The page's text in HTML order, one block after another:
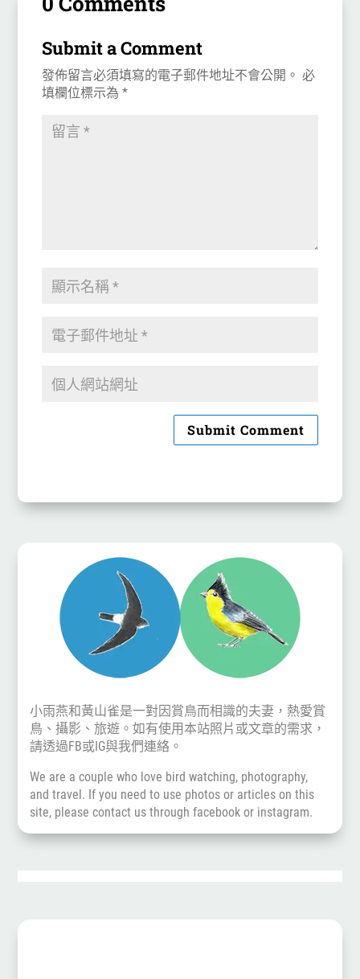
Submit a Comment
發佈留言必須填寫的電子郵件地址不會公開。 必
填欄位標示為*
Submit Comment
小雨燕和黃山雀是一對因賞鳥而相識的夫妻，熱愛賞
鳥、攝影、旅遊。如有使用本站照片或文章的需求，
請透過FB或IG與我們連絡。
We are a couple who love bird watching, photography,
and travel. If you need to use photos or articles on this
site, please contact us throughfacebook or instagram.